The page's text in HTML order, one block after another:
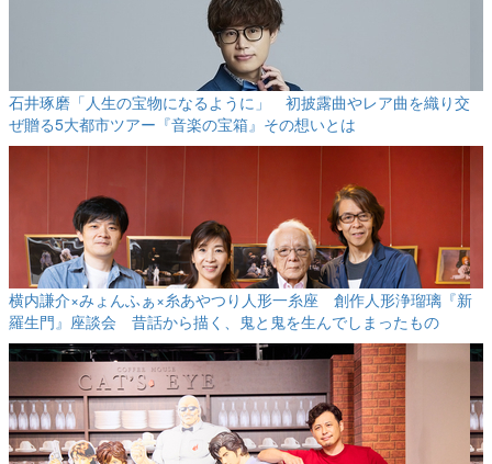
石井琢磨「人生の宝物になるように」 初披露曲やレア曲を織り交
ぜ贈る5大都市ツアー『音楽の宝箱』その想いとは
横内謙介×みょんふぁ×糸あやつり人形一糸座 創作人形浄瑠璃『新
羅生門』座談会 昔話から描く、鬼と鬼を生んでしまったもの